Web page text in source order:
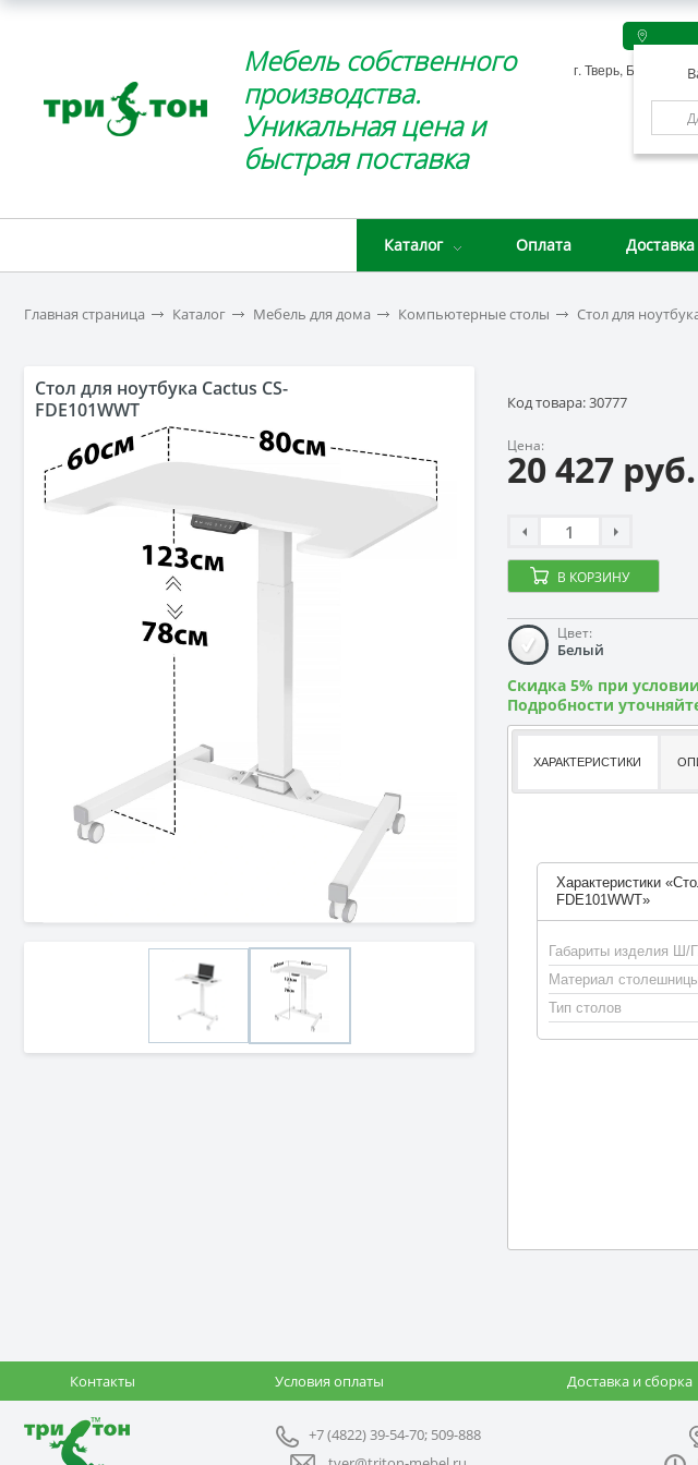
Мебель собственного
производства.
Уникальная цена и
быстрая поставка
г. Тверь,
Каталог Оплата Доставка
Главная страница Каталог Мебель для дома Компьютерные столы Стол для
Стол для ноутбука Cactus CS-
FDE101WWT
Код товара: 30777
Цена:
20 427 руб.
В КОРЗИНУ
Цвет:
Белый
Скидка 5% при
Подробности
ХАРАКТЕРИСТИКИ
Характеристики
FDE101WWT»
Габариты изделия Ш/
Материал
Тип столов
Контакты Условия оплаты Доставка и сборка
+7 (4822) 39-54-70; 509-888